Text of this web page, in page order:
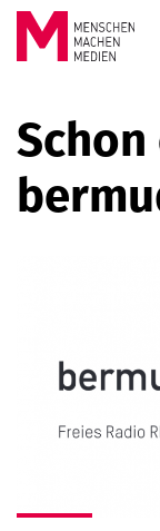
Springe zum Inhalt